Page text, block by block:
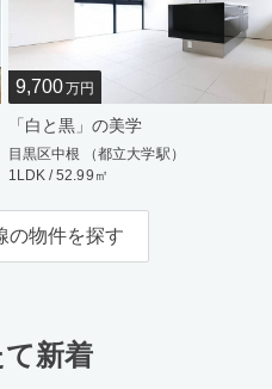
9,700万円
「白と黒」の美学
目黒区中根 （都立大学駅）
1LDK / 52.99㎡
の物件を探す
新着